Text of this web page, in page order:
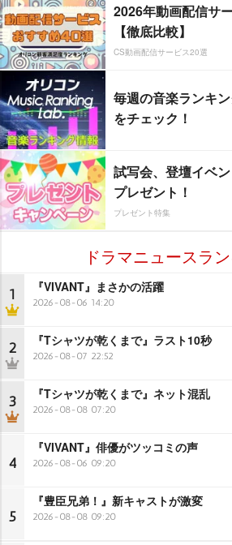
2026年動画配信サ
【徹底比較】
CS動画配信サービス20選
毎週の音楽ランキ
をチェック！
試写会、登壇イベ
プレゼント！
プレゼント特集
ドラマニュースラ
1 『VIVANT』まさかの活躍
2026-08-06 14:20
2 『Tシャツが乾くまで』ラスト10秒
2026-08-07 22:52
3 『Tシャツが乾くまで』ネット混乱
2026-08-08 07:20
4
『VIVANT』俳優がツッコミの声
2026-08-06 09:20
5
『豊臣兄弟！』新キャストが激変
2026-08-08 09:20